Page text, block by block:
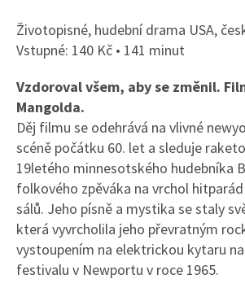
Životopisné, hudební drama USA,
Vstupné: 140 Kč • 141 minut
Vzdoroval všem, aby se změnil.
Mangolda.
Děj filmu se odehrává na vlivné
scéně počátku 60. let a sleduje
19letého minnesotského hudebníka
folkového zpěváka na vrchol
sálů. Jeho písně a mystika se staly
která vyvrcholila jeho převratným
vystoupením na elektrickou kytaru
festivalu v Newportu v roce 1965.